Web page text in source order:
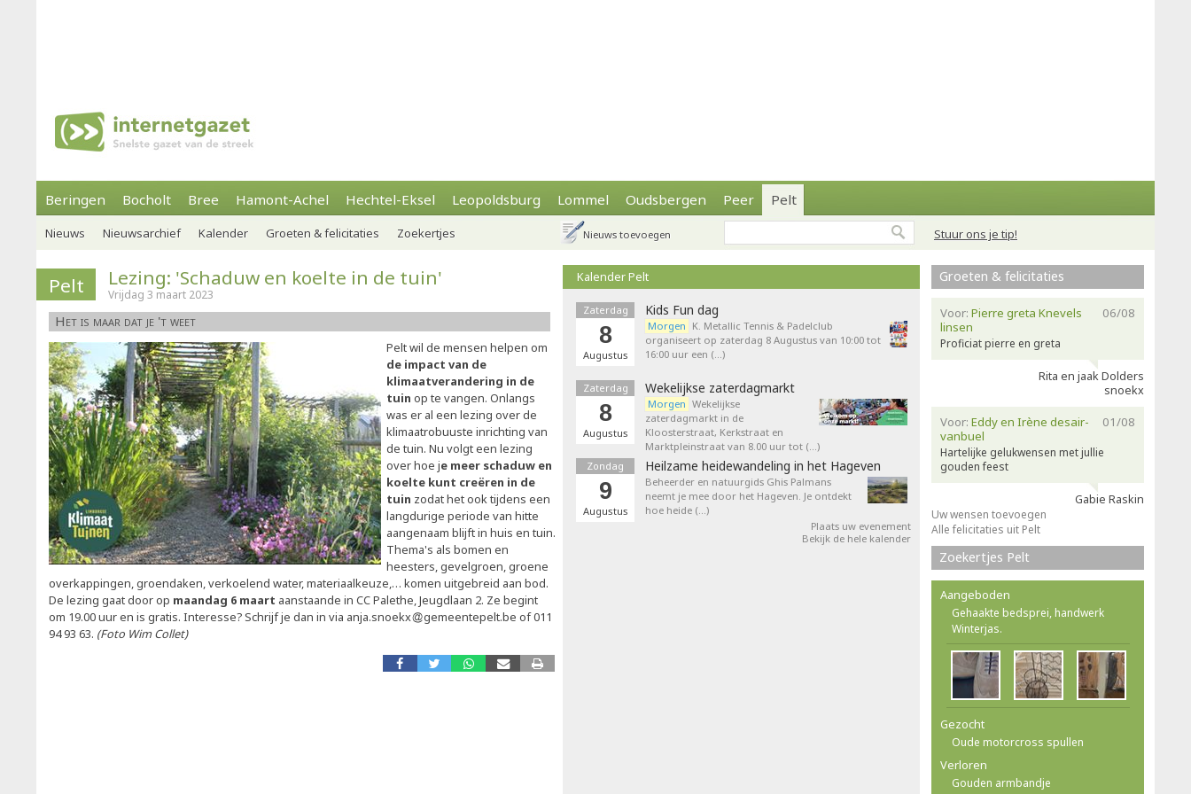
Beringen Bocholt Bree Hamont-Achel Hechtel-Eksel Leopoldsburg Lommel Oudsbergen Peer Pelt
Stuur ons je tip!
Nieuws Nieuwsarchief Kalender Groeten & felicitaties Zoekertjes Nieuws toevoegen
Pelt Lezing: 'Schaduw en koelte in de tuin'
Vrijdag 3 maart 2023
Het is maar dat je 't weet
Pelt wil de mensen helpen om
de impact van de
klimaatverandering in de
tuin op te vangen. Onlangs
was er al een lezing over de
klimaatrobuuste inrichting van
de tuin. Nu volgt een lezing
over hoe je meer schaduw en
koelte kunt creëren in de
tuin zodat het ook tijdens een
langdurige periode van hitte
aangenaam blijft in huis en tuin.
Thema's als bomen en
heesters, gevelgroen, groene
overkappingen, groendaken, verkoelend water, materiaalkeuze,… komen uitgebreid aan bod.
De lezing gaat door op maandag 6 maart aanstaande in CC Palethe, Jeugdlaan 2. Ze begint
om 19.00 uur en is gratis. Interesse? Schrijf je dan in via anja.snoekx
gemeentepelt.be of 011
94 93 63. (Foto Wim Collet)
Kalender Pelt
Zaterdag
8
Augustus
Kids Fun dag
Morgen K. Metallic Tennis & Padelclub
organiseert op zaterdag 8 Augustus van 10:00 tot
16:00 uur een (…)
Zaterdag
8
Augustus
Wekelijkse zaterdagmarkt
Morgen Wekelijkse
zaterdagmarkt in de
Kloosterstraat, Kerkstraat en
Marktpleinstraat van 8.00 uur tot (…)
Zondag
9
Augustus
Heilzame heidewandeling in het Hageven
Beheerder en natuurgids Ghis Palmans
neemt je mee door het Hageven. Je ontdekt
hoe heide (…)
Plaats uw evenement
Bekijk de hele kalender
Groeten & felicitaties
06/08
Voor: Pierre greta Knevels
linsen
Proficiat pierre en greta
Rita en jaak Dolders
snoekx
01/08
Voor: Eddy en Irène desair-
vanbuel
Hartelijke gelukwensen met jullie
gouden feest
Gabie Raskin
Uw wensen toevoegen
Alle felicitaties uit Pelt
Zoekertjes Pelt
Aangeboden
Gehaakte bedsprei, handwerk
Winterjas.
Gezocht
Oude motorcross spullen
Verloren
Gouden armbandje